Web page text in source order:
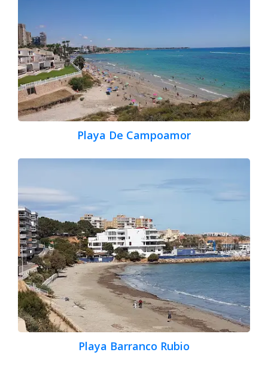
Playa De Campoamor
Playa Barranco Rubio